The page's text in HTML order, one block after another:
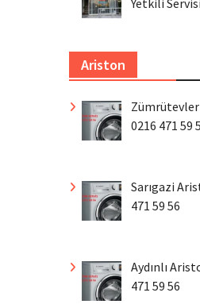
Yetkili Servisi
Ariston
0216 471 59
Sarıgazi
471 59 56
Aydınlı
471 59 56